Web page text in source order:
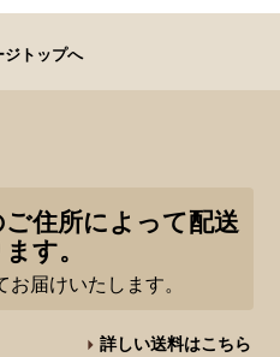
ジトップへ
住所によって配送
す。
届けいたします。
詳しい送料はこちら